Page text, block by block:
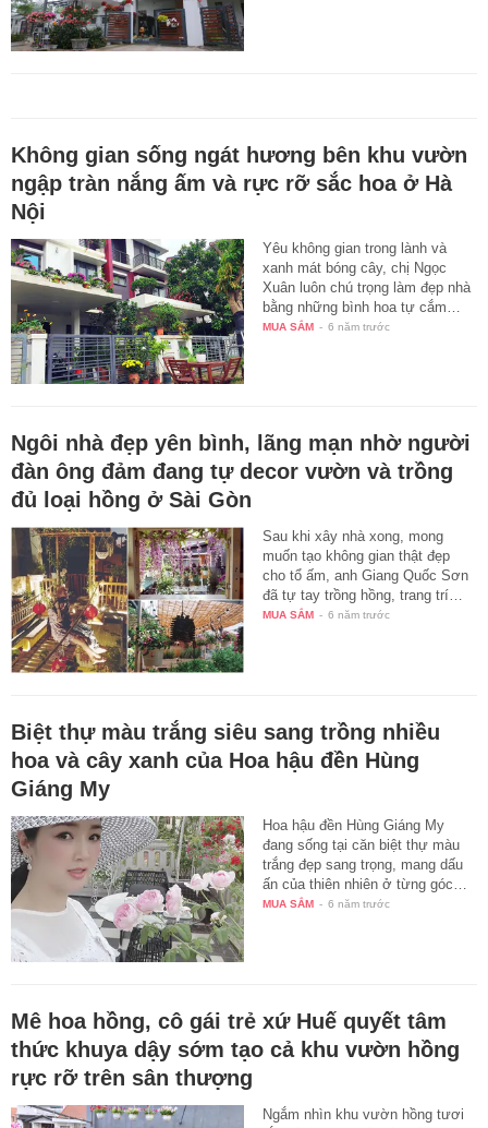
Không gian sống ngát hương bên khu vườn
ngập tràn nắng ấm và rực rỡ sắc hoa ở Hà
Nội
Yêu không gian trong lành và
xanh mát bóng cây, chị Ngọc
Xuân luôn chú trọng làm đẹp nhà
bằng những bình hoa tự cắm…
MUA SẮM - 6 năm trước
Ngôi nhà đẹp yên bình, lãng mạn nhờ người
đàn ông đảm đang tự decor vườn và trồng
đủ loại hồng ở Sài Gòn
Sau khi xây nhà xong, mong
muốn tạo không gian thật đẹp
cho tổ ấm, anh Giang Quốc Sơn
đã tự tay trồng hồng, trang trí…
MUA SẮM - 6 năm trước
Biệt thự màu trắng siêu sang trồng nhiều
hoa và cây xanh của Hoa hậu đền Hùng
Giáng My
Hoa hậu đền Hùng Giáng My
đang sống tại căn biệt thự màu
trắng đẹp sang trọng, mang dấu
ấn của thiên nhiên ở từng góc…
MUA SẮM - 6 năm trước
Mê hoa hồng, cô gái trẻ xứ Huế quyết tâm
thức khuya dậy sớm tạo cả khu vườn hồng
rực rỡ trên sân thượng
Ngắm nhìn khu vườn hồng tươi